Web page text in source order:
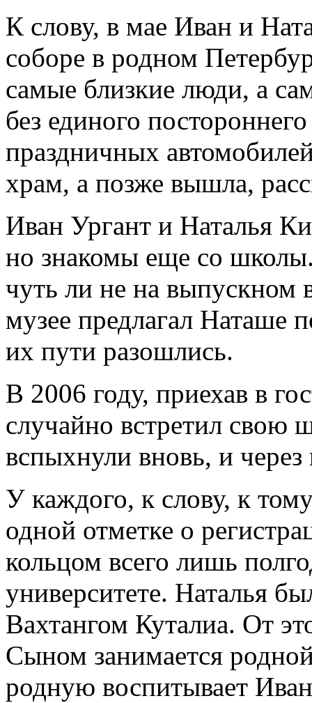
К слову, в мае Иван и
соборе в родном
самые близкие люди, а
без единого
праздничных
храм, а позже вышла,
Иван Ургант и Наталья
но знакомы еще со
чуть ли не на выпускном
музее предлагал Наташе
их пути разошлись.
В 2006 году, приехав в
случайно встретил свою
вспыхнули вновь, и через
У каждого, к слову, к
одной отметке о
кольцом всего лишь
университете. Наталья
Вахтангом Куталиа. От
Сыном занимается
родную воспитывает